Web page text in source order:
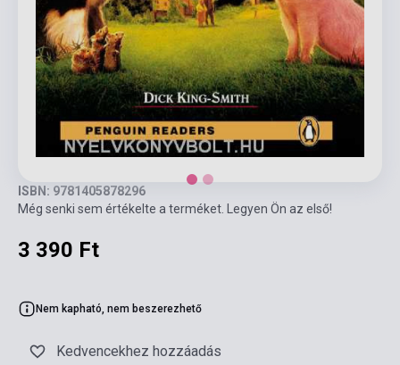
ISBN: 9781405878296
Még senki sem értékelte a terméket. Legyen Ön az első!
3 390 Ft
Nem kapható, nem beszerezhető
Kedvencekhez hozzáadás